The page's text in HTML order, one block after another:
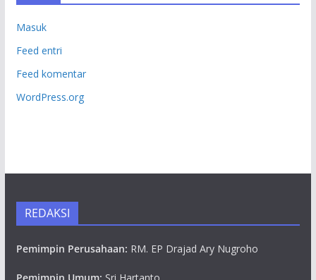
Masuk
Feed entri
Feed komentar
WordPress.org
REDAKSI
Pemimpin Perusahaan: RM. EP Drajad Ary Nugroho